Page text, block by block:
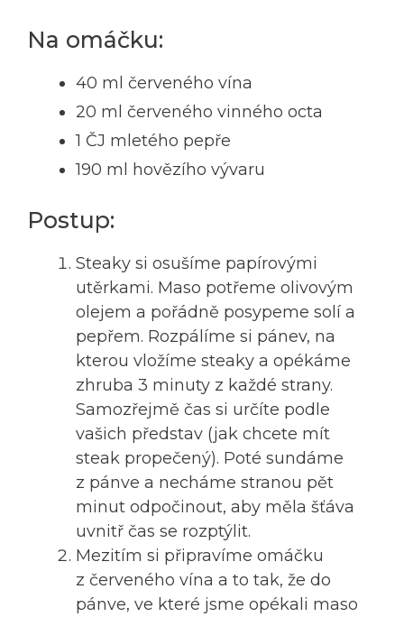
Na omáčku:
40 ml červeného vína
20 ml červeného vinného octa
1 ČJ mletého pepře
190 ml hovězího vývaru
Postup:
Steaky si osušíme papírovými
utěrkami. Maso potřeme olivovým
olejem a pořádně posypeme solí a
pepřem. Rozpálíme si pánev, na
kterou vložíme steaky a opékáme
zhruba 3 minuty z každé strany.
Samozřejmě čas si určíte podle
vašich představ (jak chcete mít
steak propečený). Poté sundáme
z pánve a necháme stranou pět
minut odpočinout, aby měla šťáva
uvnitř čas se rozptýlit.
Mezitím si připravíme omáčku
z červeného vína a to tak, že do
pánve, ve které jsme opékali maso